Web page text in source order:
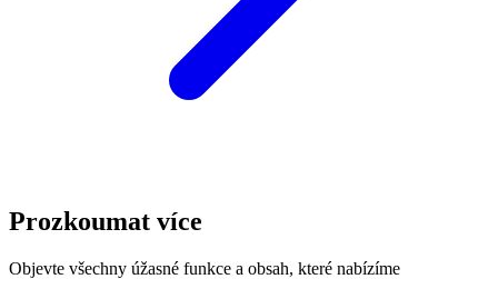
Prozkoumat více
Objevte všechny úžasné funkce a obsah, které nabízíme